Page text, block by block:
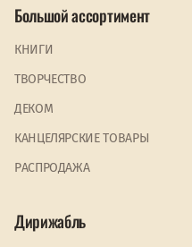
Большой ассортимент
КНИГИ
ТВОРЧЕСТВО
ДЕКОМ
КАНЦЕЛЯРСКИЕ ТОВАРЫ
PАСПРОДАЖА
Дирижабль